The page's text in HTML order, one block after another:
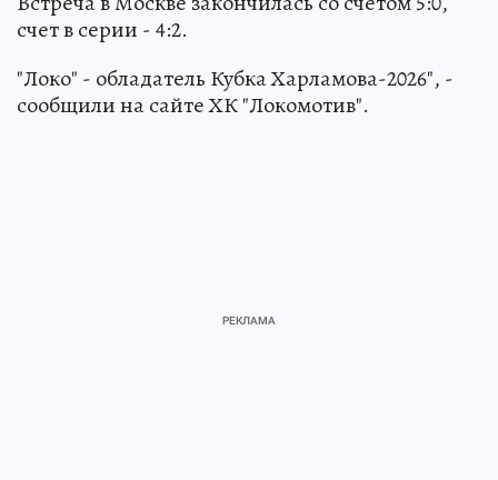
счет в серии - 4:2.
"Локо" - обладатель Кубка Харламова-2026", -
сообщили на сайте ХК "Локомотив".